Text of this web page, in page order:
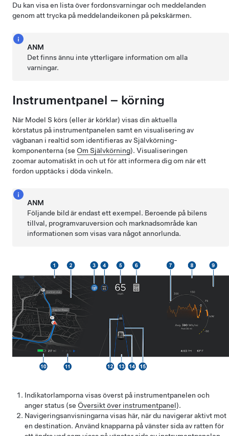
Du kan visa en lista över fordonsvarningar och meddelanden
genom att trycka på meddelandeikonen på pekskärmen.
ANM
Det finns ännu inte ytterligare information om alla
varningar.
Instrumentpanel – körning
När Model S körs (eller är körklar) visas din aktuella
körstatus på instrumentpanelen samt en visualisering av
vägbanan i realtid som identifieras avSjälvkörning-
komponenterna (se Om Självkörning). Visualiseringen
zoomar automatiskt in och ut för att informera dig om när ett
fordon upptäcks i döda vinkeln.
ANM
Följande bild är endast ett exempel. Beroende på bilens
tillval, programvaruversion och marknadsområde kan
informationen som visas vara något annorlunda.
Indikatorlamporna visas överst på instrumentpanelen och
anger status (se Översikt över instrumentpanel).
Navigeringsanvisningarna visas här, när du navigerar aktivt mot
en destination. Använd knapparna på vänster sida av ratten för